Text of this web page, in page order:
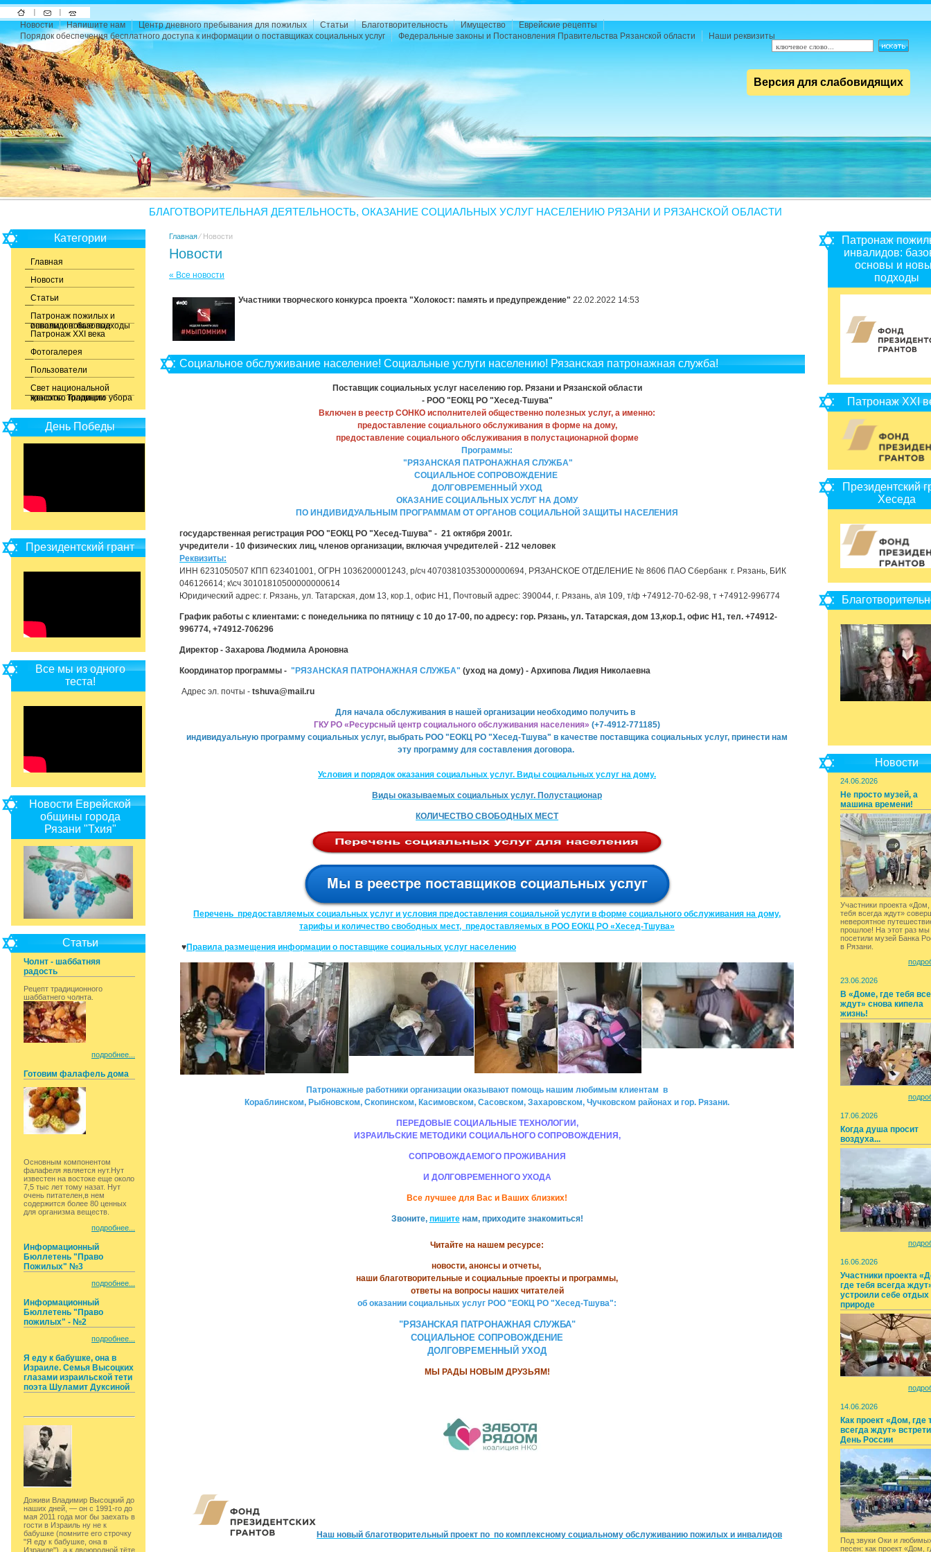
На
главную
Напишите
нам
Карта
сайта
Новости Напишите нам Центр дневного пребывания для пожилых Статьи Благотворительность Имущество
Еврейские рецепты
Порядок обеспечения бесплатного доступа к информации о поставщиках социальных услуг
Федеральные законы и Постановления Правительства Рязанской области Наши реквизиты
Версия для слабовидящих
БЛАГОТВОРИТЕЛЬНАЯ ДЕЯТЕЛЬНОСТЬ, ОКАЗАНИЕ СОЦИАЛЬНЫХ УСЛУГ НАСЕЛЕНИЮ РЯЗАНИ И РЯЗАНСКОЙ ОБЛАСТИ
Категории
Главная
Новости
Статьи
Патронаж пожилых и
Патронаж XXI века
Фотогалерея
Пользователи
Свет национальной
День Победы
Президентский грант
Все мы из одного
теста!
Новости Еврейской
общины города
Рязани "Тхия"
Статьи
Чолнт - шаббатняя
радость
Рецепт традиционного
шаббатнего чолнта.
подробнее...
Готовим фалафель дома
Основным компонентом
фалафеля является нут.Нут
известен на востоке еще около
7,5 тыс лет тому назат. Нут
очень питателен,в нем
содержится более 80 ценных
для организма веществ.
подробнее...
Информационный
Бюллетень "Право
Пожилых" №3
подробнее...
Информационный
Бюллетень "Право
пожилых" - №2
подробнее...
Я еду к бабушке, она в
Израиле. Семья Высоцких
глазами израильской тети
поэта Шуламит Дуксиной
Доживи Владимир Высоцкий до
наших дней, — он с 1991-го до
мая 2011 года мог бы заехать в
гости в Израиль ну не к
бабушке (помните его строчку
"Я еду к бабушке, она в
Израиле"), а к двоюродной тёте
Главная⁄ Новости
Новости
« Все новости
Участники творческого конкурса проекта "Холокост: память и предупреждение" 22.02.2022 14:53
Социальное обслуживание население! Социальные услуги населению! Рязанская патронажная служба!
Поставщик социальных услуг населению гор. Рязани и Рязанской области
- РОО "ЕОКЦ РО "Хесед-Тшува"
Включен в реестр СОНКО исполнителей общественно полезных услуг, а именно:
предоставление социального обслуживания в форме на дому,
предоставление социального обслуживания в полустационарной форме
Программы:
"РЯЗАНСКАЯ ПАТРОНАЖНАЯ СЛУЖБА"
СОЦИАЛЬНОЕ СОПРОВОЖДЕНИЕ
ДОЛГОВРЕМЕННЫЙ УХОД
ОКАЗАНИЕ СОЦИАЛЬНЫХ УСЛУГ НА ДОМУ
ПО ИНДИВИДУАЛЬНЫМ ПРОГРАММАМ ОТ ОРГАНОВ СОЦИАЛЬНОЙ ЗАЩИТЫ НАСЕЛЕНИЯ
государственная регистрация РОО "ЕОКЦ РО "Хесед-Тшува" - 21 октября 2001г.
учредители - 10 физических лиц, членов организации, включая учредителей - 212 человек
Реквизиты:
ИНН 6231050507 КПП 623401001, ОГРН 1036200001243, р/сч 40703810353000000694, РЯЗАНСКОЕ ОТДЕЛЕНИЕ № 8606 ПАО Сбербанк г. Рязань, БИК
046126614; к\сч 30101810500000000614
Юридический адрес: г. Рязань, ул. Татарская, дом 13, кор.1, офис Н1, Почтовый адрес: 390044, г. Рязань, а\я 109, т/ф +74912-70-62-98, т +74912-996774
График работы с клиентами: с понедельника по пятницу с 10 до 17-00, по адресу: гор. Рязань, ул. Татарская, дом 13,кор.1, офис Н1, тел. +74912-
996774, +74912-706296
Директор - Захарова Людмила Ароновна
Координатор программы - "РЯЗАНСКАЯ ПАТРОНАЖНАЯ СЛУЖБА" (уход на дому) - Архипова Лидия Николаевна
Адрес эл. почты - tshuva@mail.ru
Для начала обслуживания в нашей организации необходимо получить в
ГКУ РО «Ресурсный центр социального обслуживания населения» (+7-4912-771185)
индивидуальную программу социальных услуг, выбрать РОО "ЕОКЦ РО "Хесед-Тшува" в качестве поставщика социальных услуг, принести нам
эту программу для составления договора.
Условия и порядок оказания социальных услуг. Виды социальных услуг на дому.
Виды оказываемых социальных услуг. Полустационар
КОЛИЧЕСТВО СВОБОДНЫХ МЕСТ
Перечень предоставляемых социальных услуг и условия предоставления социальной услуги в форме социального обслуживания на дому,
тарифы и количество свободных мест, предоставляемых в РОО ЕОКЦ РО «Хесед-Тшува»
♥Правила размещения информации о поставщике социальных услуг населению
Патронажные работники организации оказывают помощь нашим любимым клиентам в
Кораблинском, Рыбновском, Скопинском, Касимовском, Сасовском, Захаровском, Чучковском районах и гор. Рязани.
ПЕРЕДОВЫЕ СОЦИАЛЬНЫЕ ТЕХНОЛОГИИ,
ИЗРАИЛЬСКИЕ МЕТОДИКИ СОЦИАЛЬНОГО СОПРОВОЖДЕНИЯ,
СОПРОВОЖДАЕМОГО ПРОЖИВАНИЯ
И ДОЛГОВРЕМЕННОГО УХОДА
Все лучшее для Вас и Ваших близких!
Звоните, пишитенам, приходите знакомиться!
Читайте на нашем ресурсе:
новости, анонсы и отчеты,
наши благотворительные и социальные проекты и программы,
ответы на вопросы наших читателей
об оказании социальных услуг РОО "ЕОКЦ РО "Хесед-Тшува":
"РЯЗАНСКАЯ ПАТРОНАЖНАЯ СЛУЖБА"
СОЦИАЛЬНОЕ СОПРОВОЖДЕНИЕ
ДОЛГОВРЕМЕННЫЙ УХОД
МЫ РАДЫ НОВЫМ ДРУЗЬЯМ!
Наш новый благотворительный проект по по комплексному социальному обслуживанию пожилых и инвалидов
Патронаж
инвалидов:
основы и
подходы
Патронаж XXI
Президентский
Хеседа
Новости
24.06.2026
Не просто музей, а
машина времени!
Участники проекта «Дом,
тебя всегда ждут»
невероятное
прошлое! На этот раз мы
посетили музей Банка
в Рязани.
23.06.2026
В «Доме, где тебя
ждут» снова кипела
жизнь!
17.06.2026
Когда душа просит
воздуха...
16.06.2026
Участники проекта
где тебя всегда
устроили себе отдых
природе
14.06.2026
Как проект «Дом, где
всегда ждут»
День России
Под звуки Оки и
песен: как проект «Дом,